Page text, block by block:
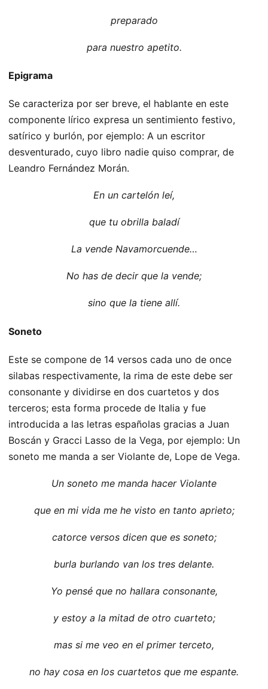
preparado
para nuestro apetito.
Epigrama
Se caracteriza por ser breve, el hablante en este
componente lírico expresa un sentimiento festivo,
satírico y burlón, por ejemplo: A un escritor
desventurado, cuyo libro nadie quiso comprar, de
Leandro Fernández Morán.
En un cartelón leí,
que tu obrilla baladí
La vende Navamorcuende…
No has de decir que la vende;
sino que la tiene allí.
Soneto
Este se compone de 14 versos cada uno de once
silabas respectivamente, la rima de este debe ser
consonante y dividirse en dos cuartetos y dos
terceros; esta forma procede de Italia y fue
introducida a las letras españolas gracias a Juan
Boscán y Gracci Lasso de la Vega, por ejemplo: Un
soneto me manda a ser Violante de, Lope de Vega.
Un soneto me manda hacer Violante
que en mi vida me he visto en tanto aprieto;
catorce versos dicen que es soneto;
burla burlando van los tres delante.
Yo pensé que no hallara consonante,
y estoy a la mitad de otro cuarteto;
mas si me veo en el primer terceto,
no hay cosa en los cuartetos que me espante.